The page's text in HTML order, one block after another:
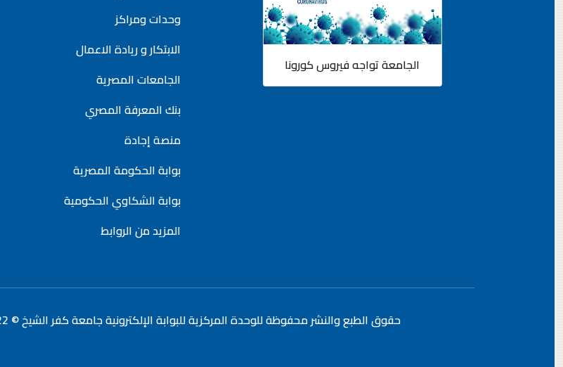
الجامعة تواجه فيروس كورونا
وحدات ومراكز
الابتكار و ريادة الاعمال
الجامعات المصرية
بنك المعرفة المصري
منصة إجادة
بوابة الحكومة المصرية
بوابة الشكاوي الحكومية
المزيد من الروابط
حقوق الطبع والنشر محفوظةللوحدة المركزية للبوابة الإلكترونية جامعة كفر الشيخ © 2022